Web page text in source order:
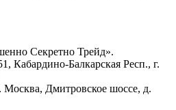
Секретно Трейд».
Кабардино-Балкарская Респ., г.
Москва, Дмитровское шоссе, д.